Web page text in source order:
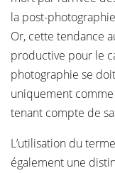
la post-
Or, cette tendance
productive pour le
photographie se
uniquement
tenant compte de
L’utilisation du
également une